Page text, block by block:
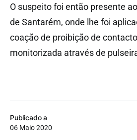
Publicado a
06 Maio 2020
O suspeito foi então presente
de Santarém, onde lhe foi
coação de proibição de
monitorizada através de